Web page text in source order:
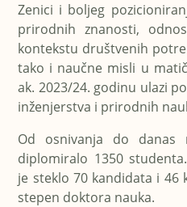
Zenici i boljeg
prirodnih znanosti,
kontekstu društvenih
tako i naučne misli u
ak. 2023/24. godinu ulazi
inženjerstva i prirodnih
Od osnivanja do danas
diplomiralo 1350
je steklo 70 kandidata i 46
stepen doktora nauka.